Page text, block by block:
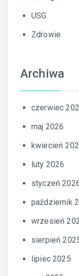
USG
Zdrowie
Archiwa
czerwiec
maj 2026
kwiecień
luty 2026
styczeń
październik
wrzesień
sierpień
lipiec 2025